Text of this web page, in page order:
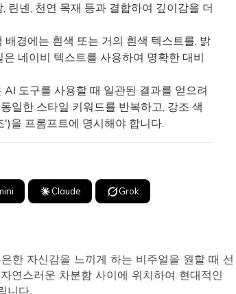
린넨, 천연 목재 등과 결합하여 깊이감을 더
경에는 흰색 또는 거의 흰색 텍스트를, 밝
네이비 텍스트를 사용하여 명확한 대비
도구를 사용할 때 일관된 결과를 얻으려
일한 스타일 키워드를 반복하고, 강조 색
을 프롬프트에 명시해야 합니다.
Claude Grok
한 자신감을 느끼게 하는 비주얼을 원할 때 선
연스러운 차분함 사이에 위치하여 현대적인
니다.